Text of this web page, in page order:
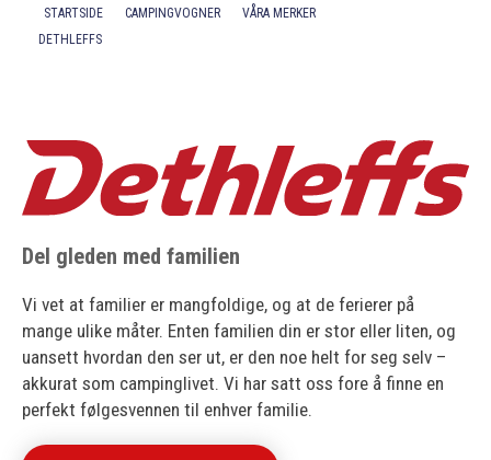
STARTSIDE CAMPINGVOGNER
VÅRA MERKER
DETHLEFFS
Del gleden med familien
Vi vet at familier er mangfoldige, og at de ferierer på
mange ulike måter. Enten familien din er stor eller liten, og
uansett hvordan den ser ut, er den noe helt for seg selv –
akkurat som campinglivet. Vi har satt oss fore å finne en
perfekt følgesvennen til enhver familie.